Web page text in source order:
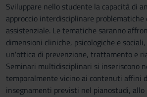
Sviluppare nello studente la capacità di
approccio interdisciplinare
assistenziale. Le tematiche saranno
dimensioni cliniche, psicologiche e
un'ottica di prevenzione, trattamento e
Seminari multidisciplinari si inseriscono
temporalmente vicino ai contenuti affini
insegnamenti previsti nel pianostudi, allo